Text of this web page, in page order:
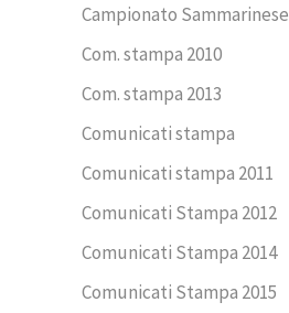
Campionato Sammarinese
Com. stampa 2010
Com. stampa 2013
Comunicati stampa
Comunicati stampa 2011
Comunicati Stampa 2012
Comunicati Stampa 2014
Comunicati Stampa 2015